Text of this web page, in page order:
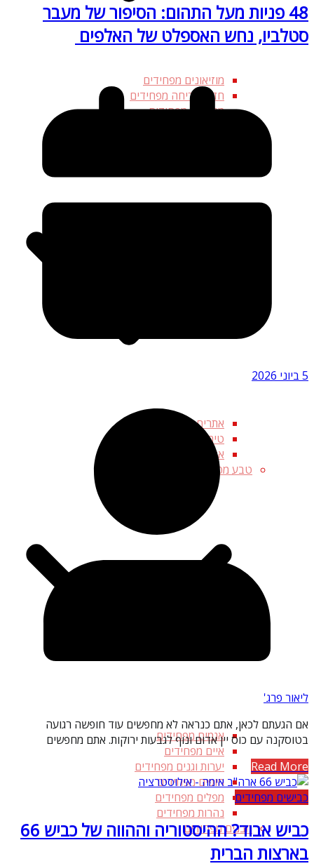
מוזיאונים מפחידים
חדרי בריחה מפחידים
מתקנים מפחידים
אתרים דתיים ורוחניים
טירות מפחידות
אתרי קבורה מפחידים
טבע מפחיד
אגמים מפחידים
איים מפחידים
יערות וגנים מפחידים
חופים מפחידים
מפלים מפחידים
נהרות מפחידים
מבנים מפחידים
48 פניות מעל התהום: הסיפור של מעבר
סטלביו, נחש האספלט של האלפים
5 ביוני 2026
ליאור פרג'
אם הגעתם לכאן, אתם כנראה לא מחפשים עוד חופשה רגועה
בטוסקנה עם כוס יין אדום ונוף לגבעות ירוקות. אתם מחפשים
Read More
כבישים מפחידים
כביש אבוד? ההיסטוריה וההווה של כביש 66
בארצות הברית